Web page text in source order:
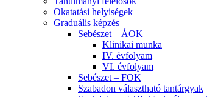
Okatatási helyiségek
Graduális képzés
Sebészet – ÁOK
Klinikai munka
IV. évfolyam
VI. évfolyam
Sebészet – FOK
Szabadon választható tantárgyak